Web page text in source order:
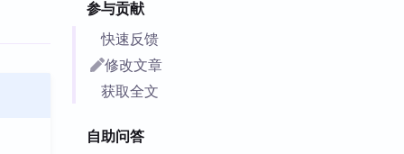
参与贡献
快速反馈
修改文章
获取全文
自助问答